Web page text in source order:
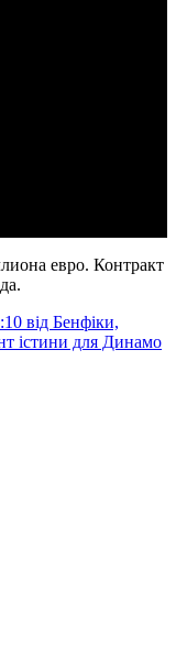
евро. Контракт
від Бенфіки,
істини для Динамо